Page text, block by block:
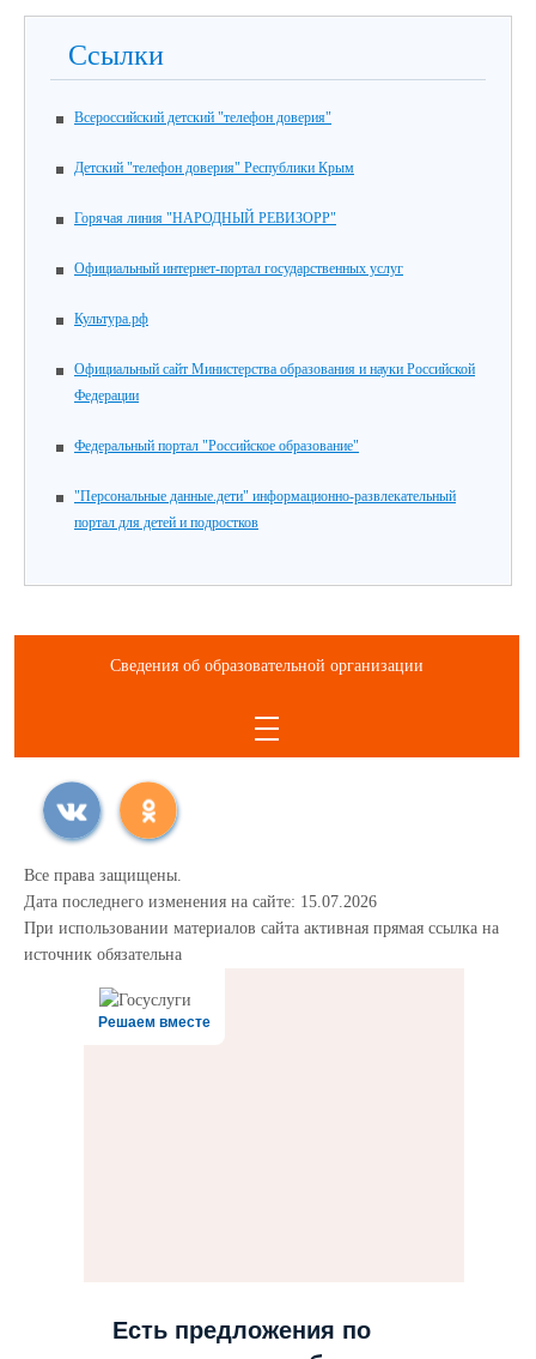
Ссылки
Всероссийский детский "телефон доверия"
Детский "телефон доверия" Республики Крым
Горячая линия "НАРОДНЫЙ РЕВИЗОРР"
Официальный интернет-портал государственных услуг
Культура.рф
Официальный сайт Министерства образования и науки Российской
Федерации
Федеральный портал "Российское образование"
"Персональные данные.дети" информационно-развлекательный
портал для детей и подростков
Сведения об образовательной организации
Все права защищены.
Дата последнего изменения на сайте: 15.07.2026
При использовании материалов сайта активная прямая ссылка на
источник обязательна
Решаем вместе
Есть предложения по